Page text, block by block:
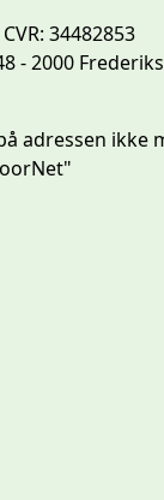
34482853
- 2000
adressen ikke